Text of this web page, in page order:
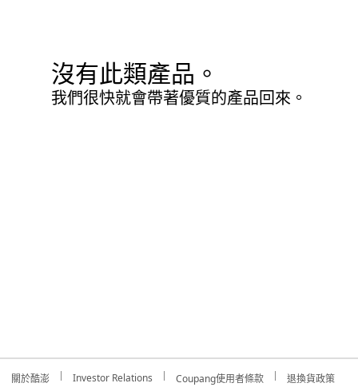
沒有此類產品。
我們很快就會帶著優質的產品回來。
關於酷澎 Investor Relations Coupang使用者條款
退換貨政策